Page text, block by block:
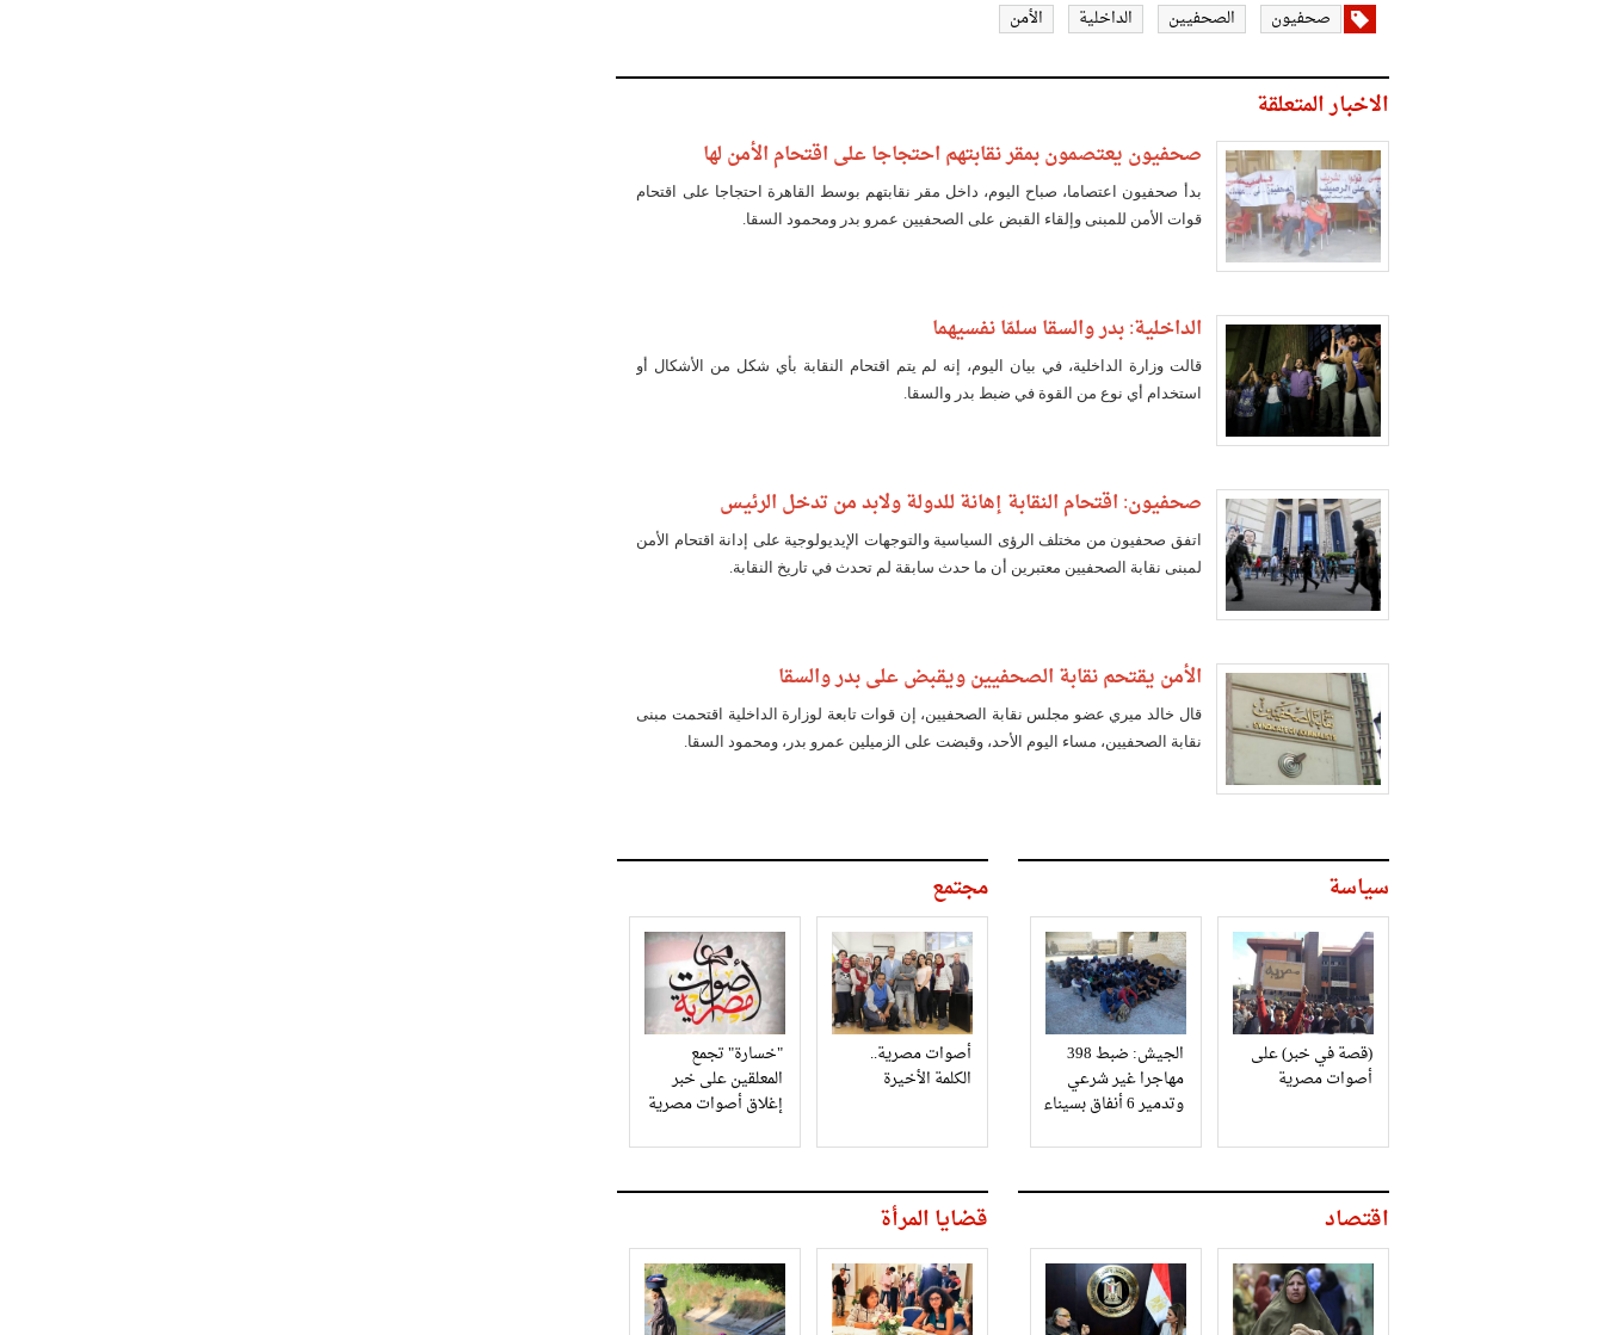
صحفيون الصحفيين الداخلية الأمن
الاخبار المتعلقة
صحفيون يعتصمون بمقر نقابتهم احتجاجا على اقتحام الأمن لها
بدأ صحفيون اعتصاما، صباح اليوم، داخل مقر نقابتهم بوسط القاهرة احتجاجا على اقتحام
قوات الأمن للمبنى وإلقاء القبض على الصحفيين عمرو بدر ومحمود السقا.
الداخلية: بدر والسقا سلمّا نفسيهما
قالت وزارة الداخلية، في بيان اليوم، إنه لم يتم اقتحام النقابة بأي شكل من الأشكال أو
استخدام أي نوع من القوة في ضبط بدر والسقا.
صحفيون: اقتحام النقابة إهانة للدولة ولابد من تدخل الرئيس
اتفق صحفيون من مختلف الرؤى السياسية والتوجهات الإيديولوجية على إدانة اقتحام الأمن
لمبنى نقابة الصحفيين معتبرين أن ما حدث سابقة لم تحدث في تاريخ النقابة.
الأمن يقتحم نقابة الصحفيين ويقبض على بدر والسقا
قال خالد ميري عضو مجلس نقابة الصحفيين، إن قوات تابعة لوزارة الداخلية اقتحمت مبنى
نقابة الصحفيين، مساء اليوم الأحد، وقبضت على الزميلين عمرو بدر، ومحمود السقا.
سياسة
(قصة في خبر) على
أصوات مصرية
الجيش: ضبط 398
مهاجرا غير شرعي
وتدمير 6 أنفاق بسيناء
مجتمع
أصوات مصرية..
الكلمة الأخيرة
"خسارة" تجمع
المعلقين على خبر
إغلاق أصوات مصرية
اقتصاد قضايا المرأة